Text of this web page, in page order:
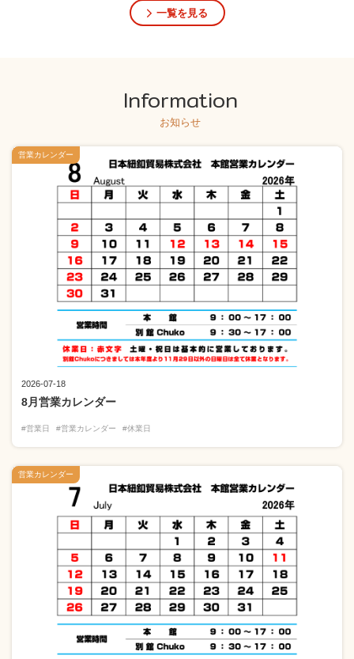
一覧を見る
Information
お知らせ
2026-07-18
8月営業カレンダー
#営業日 #営業カレンダー #休業日
営業カレンダー
営業カレンダー